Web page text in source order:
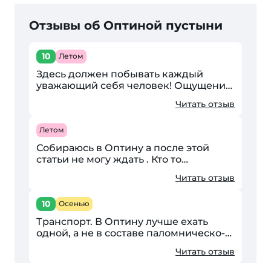
Отзывы об Оптиной пустыни
10 Летом
Здесь должен побывать каждый
уважающий себя человек! Ощущение,
молишься там, то чувствуешь, что
Читать отзыв
Летом
Собираюсь в Оптину а после этой
статьи не могу ждать . Кто то
договориться и поехать вместе .Читать отзыв
10 Осенью
Транспорт. В Оптину лучше ехать
одной, а не в составе паломническо-
гораздо больше времени для того,
Читать отзыв